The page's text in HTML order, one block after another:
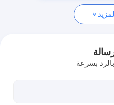
للصدأ
بسرعة